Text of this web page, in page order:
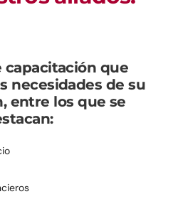
capacitación que
necesidades de su
entre los que se